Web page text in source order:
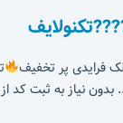
فرایدی پر تخفیف
نیاز به ثبت کد